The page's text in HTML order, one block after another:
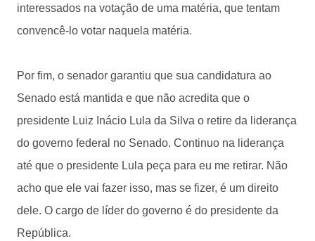
interessados na votação de uma matéria, que tentam
convencê-lo votar naquela matéria.
Por fim, o senador garantiu que sua candidatura ao
Senado está mantida e que não acredita que o
presidente Luiz Inácio Lula da Silva o retire da liderança
do governo federal no Senado. Continuo na liderança
até que o presidente Lula peça para eu me retirar. Não
acho que ele vai fazer isso, mas se fizer, é um direito
dele. O cargo de líder do governo é do presidente da
República.